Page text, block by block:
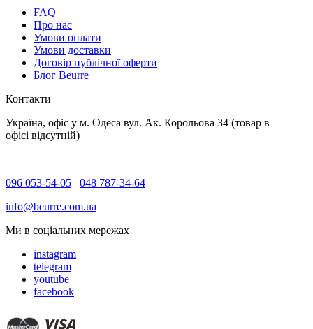
FAQ
Про нас
Умови оплати
Умови доставки
Договір публічної оферти
Блог Beurre
Контакти
Україна, офіс у м. Одеса вул. Ак. Корольова 34 (товар в
офісі відсутній)
096 053-54-05
048 787-34-64
info@beurre.com.ua
Ми в соціальних мережах
instagram
telegram
youtube
facebook